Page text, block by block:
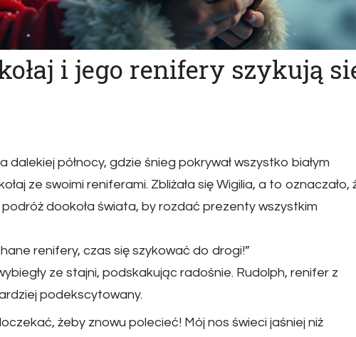
i jego renifery szykują
dalekiej północy, gdzie śnieg pokrywał wszystko białym
ze swoimi reniferami. Zbliżała się Wigilia, a to oznaczało,
dookoła świata, by rozdać prezenty wszystkim
renifery, czas się szykować do drogi!”
ze stajni, podskakując radośnie. Rudolph, renifer z
podekscytowany.
żeby znowu polecieć! Mój nos świeci jaśniej niż